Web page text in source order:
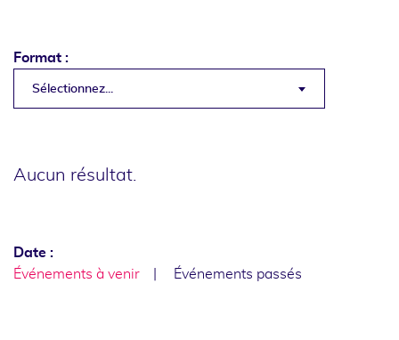
Format :
Sélectionnez...
Aucun résultat.
Date :
Événements à venir
Événements passés